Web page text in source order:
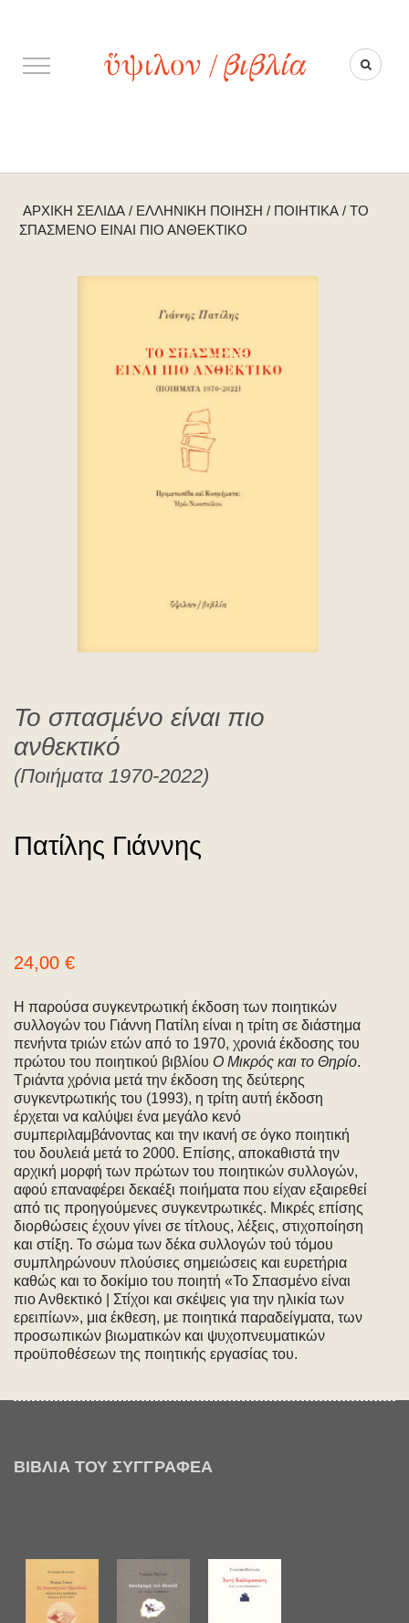
ΑΡΧΙΚΉ ΣΕΛΊΔΑ / ΕΛΛΗΝΙΚΉ ΠΟΊΗΣΗ / ΠΟΙΗΤΙΚΆ / ΤΟ
ΣΠΑΣΜΈΝΟ ΕΊΝΑΙ ΠΙΟ ΑΝΘΕΚΤΙΚΌ
Το σπασμένο είναι πιο
ανθεκτικό
(Ποιήματα 1970-2022)
Πατίλης Γιάννης
24,00 €
Η παρούσα συγκεντρωτική έκδοση των ποιητικών
συλλογών του Γιάννη Πατίλη είναι η τρίτη σε διάστημα
πενήντα τριών ετών από το 1970, χρονιά έκδοσης του
πρώτου του ποιητικού βιβλίου Ο Μικρός και το Θηρίο.
Τριάντα χρόνια μετά την έκδοση της δεύτερης
συγκεντρωτικής του (1993), η τρίτη αυτή έκδοση
έρχεται να καλύψει ένα μεγάλο κενό
συμπεριλαμβάνοντας και την ικανή σε όγκο ποιητική
του δουλειά μετά το 2000. Επίσης, αποκαθιστά την
αρχική μορφή των πρώτων του ποιητικών συλλογών,
αφού επαναφέρει δεκαέξι ποιήματα που είχαν εξαιρεθεί
από τις προηγούμενες συγκεντρωτικές. Μικρές επίσης
διορθώσεις έχουν γίνει σε τίτλους, λέξεις, στιχοποίηση
και στίξη. Το σώμα των δέκα συλλογών τού τόμου
συμπληρώνουν πλούσιες σημειώσεις και ευρετήρια
καθώς και το δοκίμιο του ποιητή «Το Σπασμένο είναι
πιο Ανθεκτικό | Στίχοι και σκέψεις για την ηλικία των
ερειπίων», μια έκθεση, με ποιητικά παραδείγματα, των
προσωπικών βιωματικών και ψυχοπνευματικών
προϋποθέσεων της ποιητικής εργασίας του.
ΒΙΒΛΊΑ ΤΟΥ ΣΥΓΓΡΑΦΈΑ